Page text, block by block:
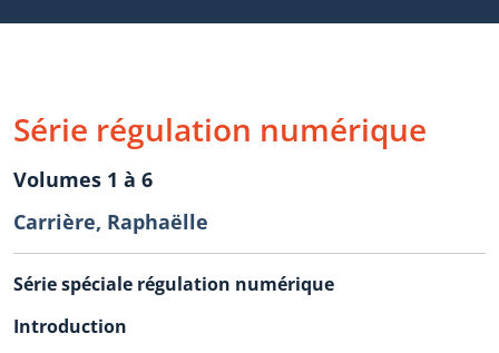
Série régulation numérique
Volumes 1 à 6
Carrière, Raphaëlle
Série spéciale régulation numérique
Introduction